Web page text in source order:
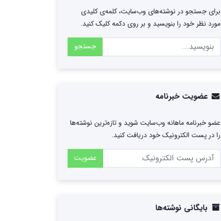
برای جستجو در نوشته‌های وب‌سایت، کلمه‌ی کلیدی
مورد نظر خود را بنویسید و بر روی دکمه کلیک کنید.
جستجو
عضویت خبرنامه
عضو خبرنامه ماهانه وب‌سایت شوید و تازه‌ترین نوشته‌ها
را در پست الکترونیک خود دریافت کنید.
عضویت
بایگانی نوشته‌ها